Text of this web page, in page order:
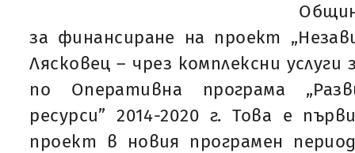
за финансиране на проект
Лясковец – чрез комплексни услуги
по Оперативна програма
ресурси” 2014-2020 г. Това е
проект в новия програмен